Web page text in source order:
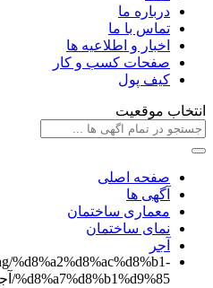
درباره ما
تماس با ما
اخبار و اطلاعیه ها
صفحات کسب و کار
کیف پول
انتخاب موقعیت
صفحه اصلی
آگهی ها
معماری ساختمان
نمای ساختمان
آجر
%d8%a2%d8%ac%d8%b1-
%d8%a7%d8%b1%d9%85/